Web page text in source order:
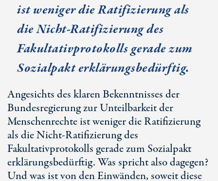
ist weniger die Ratifizierung als
die Nicht-Ratifizierung des
Fakultativprotokolls gerade zum
Sozialpakt erklärungsbedürftig.
Angesichts des klaren Bekenntnisses der
Bundesregierung zur Unteilbarkeit der
Menschenrechte ist weniger die Ratifizierung
als die Nicht-Ratifizierung des
Fakultativprotokolls gerade zum Sozialpakt
erklärungsbedürftig. Was spricht also dagegen?
Und was ist von den Einwänden, soweit diese